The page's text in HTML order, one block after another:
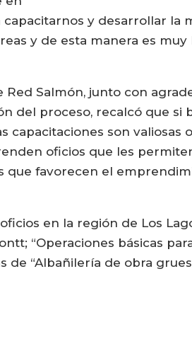
y desarrollar la
y de esta manera es muy
Salmón, junto con
del proceso, recalcó que si
capacitaciones son valiosas
oficios que les
que favorecen el
en la región de Los
“Operaciones básicas
“Albañilería de obra